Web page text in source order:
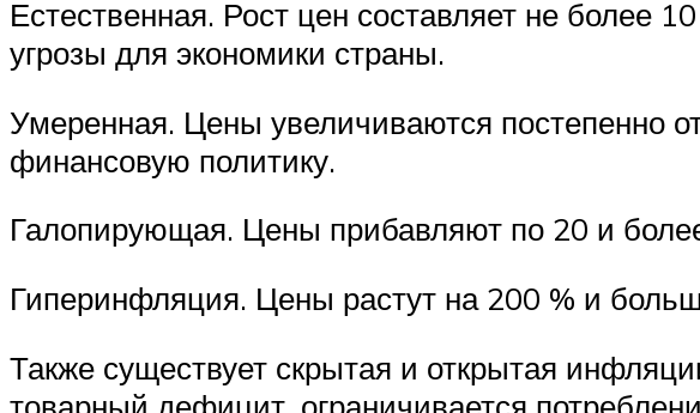
Естественная. Рост цен составляет не более
угрозы для экономики страны.
Умеренная. Цены увеличиваются постепенно
финансовую политику.
Галопирующая. Цены прибавляют по 20 и
Гиперинфляция. Цены растут на 200 % и
Также существует скрытая и открытая
товарный дефицит, ограничивается